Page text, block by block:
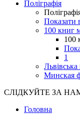
Поліграфія
Показати
100 книг
100
1
Львівська
Минская
СЛІДКУЙТЕ ЗА
Головна